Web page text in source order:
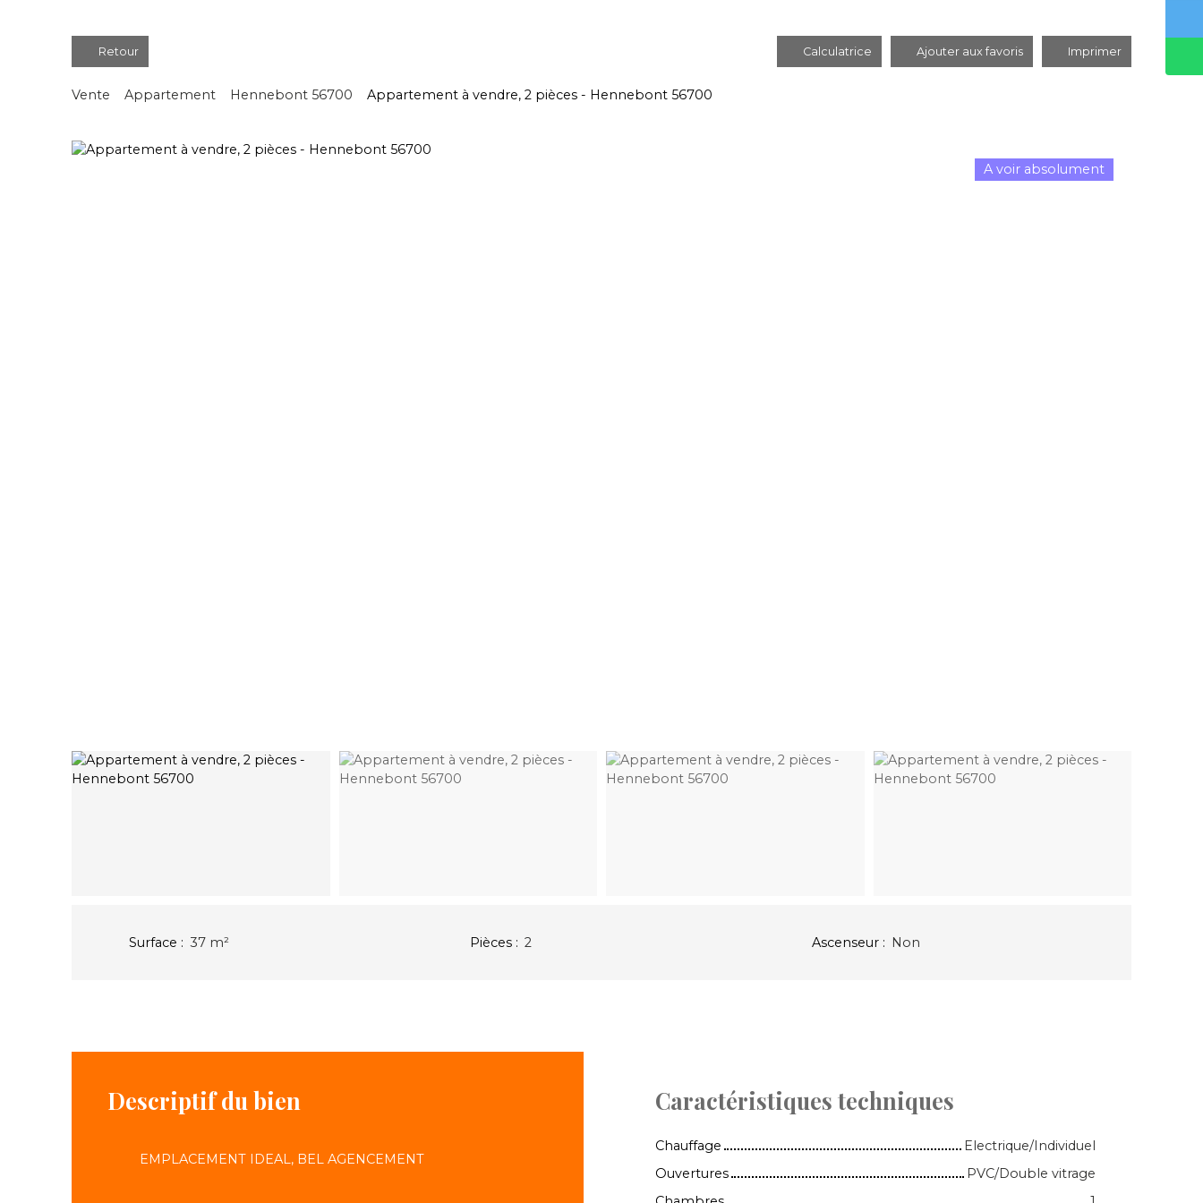
Retour Calculatrice Ajouter aux favoris Imprimer
Vente Appartement Hennebont 56700 Appartement à vendre, 2 pièces - Hennebont 56700
A voir absolument
Surface : 37 m² Pièces : 2 Ascenseur: Non
Descriptif du bien
EMPLACEMENT IDEAL, BEL AGENCEMENT
Caractéristiques techniques
Chauffage
Electrique/Individuel
Ouvertures
PVC/Double vitrage